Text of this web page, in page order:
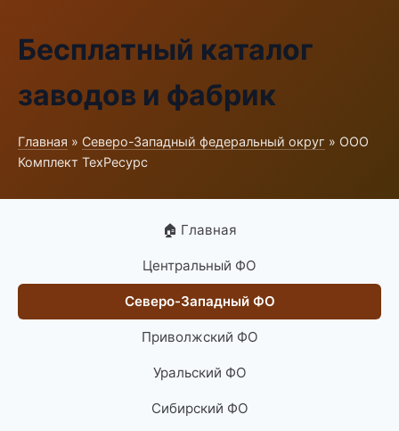
Бесплатный каталог
заводов и фабрик
Главная » Северо-Западный федеральный округ » ООО
Комплект ТехРесурс
🏠 Главная
Центральный ФО
Северо-Западный ФО
Приволжский ФО
Уральский ФО
Сибирский ФО